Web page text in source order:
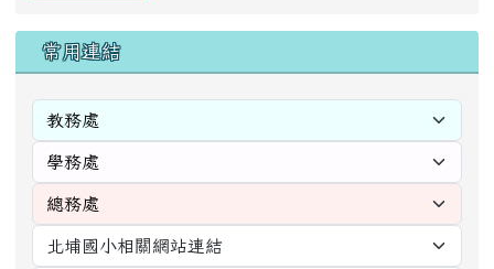
右邊區域內容
常用連結